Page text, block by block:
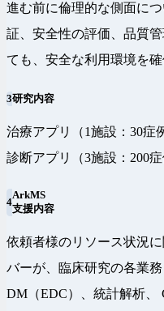
進む前に倫理的な側面に
証、安全性の評価、品質
ても、安全な利用環境を
3研究内容
治療アプリ（1施設：30症
診断アプリ（3施設：200
4
ArkMS
支援内容
依頼者様のリソース状況
バーが、臨床研究の各業
DM（EDC）、統計解析、